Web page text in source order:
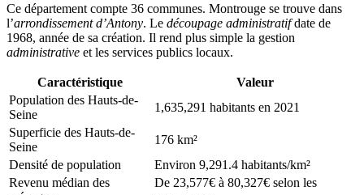
Ce département compte 36 communes. Montrouge se trouve dans
l’arrondissement d’Antony. Le découpage administratifdate de
1968, année de sa création. Il rend plus simple la gestion
administrative et les services publics locaux.
Caractéristique
Valeur
Population des Hauts-de-
Seine
1,635,291 habitants en 2021
Superficie des Hauts-de-
Seine
176 km²
Densité de population
Environ 9,291.4 habitants/km²
Revenu médian des
De 23,577€ à 80,327€ selon les